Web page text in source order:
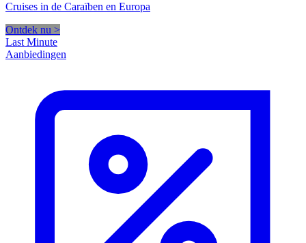
Cruises in de Caraïben en Europa
Ontdek nu >
Last Minute
Aanbiedingen